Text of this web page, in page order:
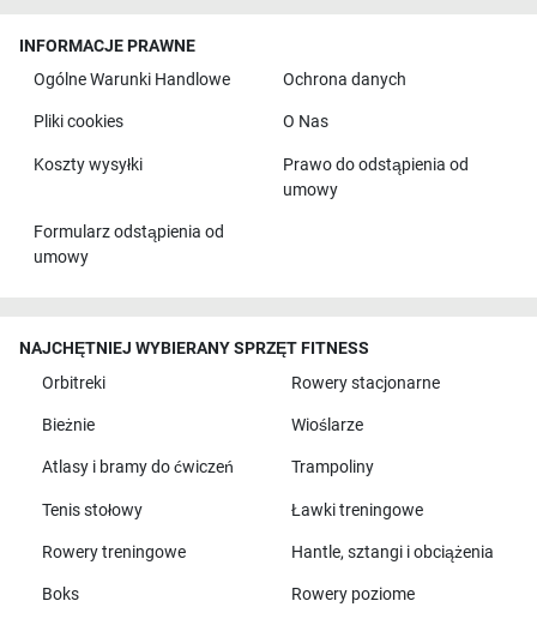
INFORMACJE PRAWNE
Ogólne Warunki Handlowe
Ochrona danych
Pliki cookies O Nas
Koszty wysyłki
Prawo do odstąpienia od
umowy
Formularz odstąpienia od
umowy
NAJCHĘTNIEJ WYBIERANY SPRZĘT FITNESS
Orbitreki
Rowery stacjonarne
Bieżnie Wioślarze
Atlasy i bramy do ćwiczeń Trampoliny
Tenis stołowy Ławki treningowe
Rowery treningowe Hantle, sztangi i obciążenia
Boks Rowery poziome